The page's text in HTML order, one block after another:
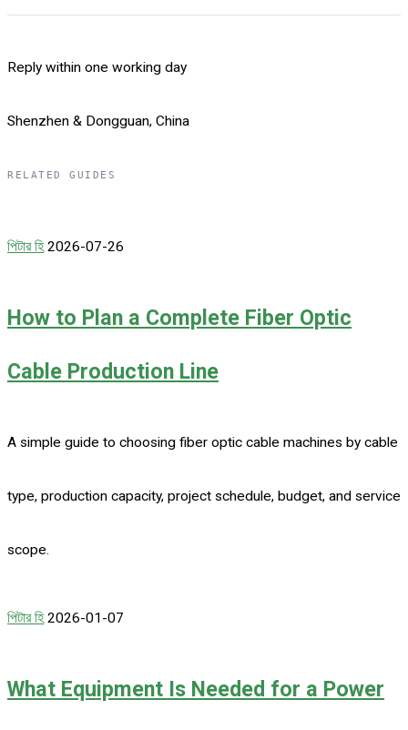
Reply within one working day
Shenzhen & Dongguan, China
RELATED GUIDES
পিটার হি 2026-07-26
How to Plan a Complete Fiber Optic
Cable Production Line
A simple guide to choosing fiber optic cable machines by cable
type, production capacity, project schedule, budget, and service
scope.
পিটার হি 2026-01-07
What Equipment Is Needed for a Power